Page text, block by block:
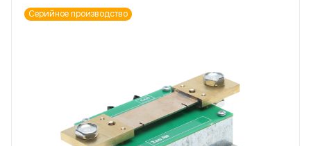
Серийное производство